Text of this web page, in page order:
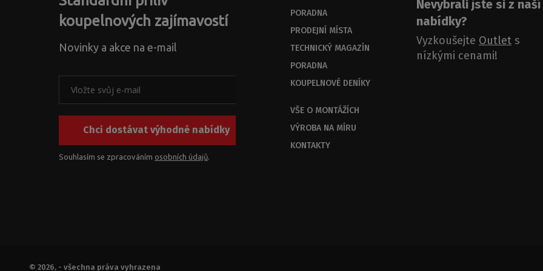
koupelnových zajímavostí
Novinky a akce na e-mail
Chci dostávat výhodné nabídky
Souhlasím se zpracováním osobních údajů
PORADNA
PRODEJNÍ MÍSTA
TECHNICKÝ MAGAZÍN
PORADNA
KOUPELNOVÉ DENÍKY
VŠE O MONTÁŽÍCH
VÝROBA NA MÍRU
KONTAKTY
Nevybrali jste si z naší
nabídky?
Vyzkoušejte Outlet s
nízkými cenami!
© 2026, - všechna práva vyhrazena